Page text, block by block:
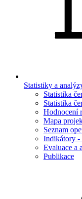
Statistiky a
Statistika
Statistika
Hodnocení
Mapa
Seznam
Indikátory -
Evaluace a
Publikace